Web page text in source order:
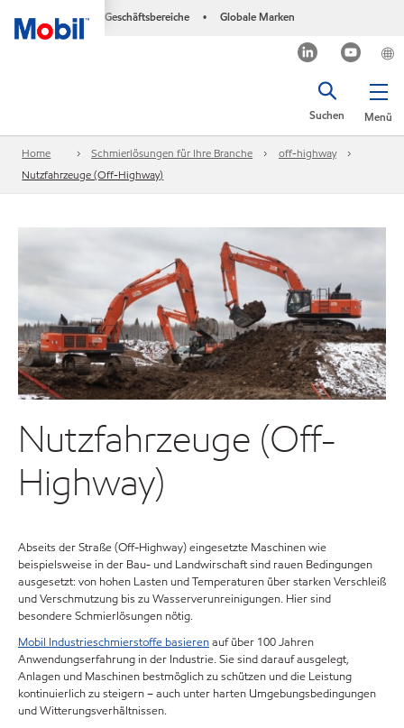
Geschäftsbereiche • Globale Marken
Menü
Suchen
Home Schmierlösungen für Ihre Branche
off-highway
Nutzfahrzeuge (Off-Highway)
Nutzfahrzeuge (Off-
Highway)
Abseits der Straße (Off-Highway) eingesetzte Maschinen wie
beispielsweise in der Bau- und Landwirschaft sind rauen Bedingungen
ausgesetzt: von hohen Lasten und Temperaturen über starken Verschleiß
und Verschmutzung bis zu Wasserverunreinigungen. Hier sind
besondere Schmierlösungen nötig.
Mobil Industrieschmierstoffe basierenauf über 100 Jahren
Anwendungserfahrung in der Industrie. Sie sind darauf ausgelegt,
Anlagen und Maschinen bestmöglich zu schützen und die Leistung
kontinuierlich zu steigern – auch unter harten Umgebungsbedingungen
und Witterungsverhältnissen.